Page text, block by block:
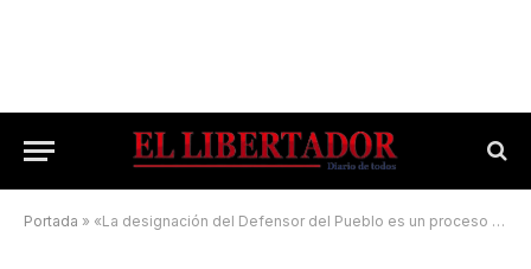
Portada » «La designación del Defensor del Pueblo es un proceso muy complejo»